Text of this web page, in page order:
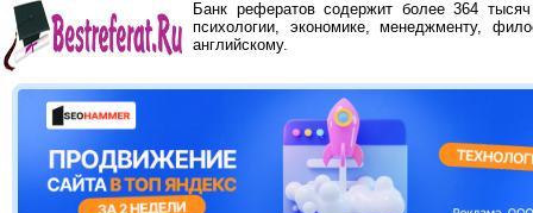
Банк рефератов содержит более 364
психологии, экономике, менеджменту,
английскому.